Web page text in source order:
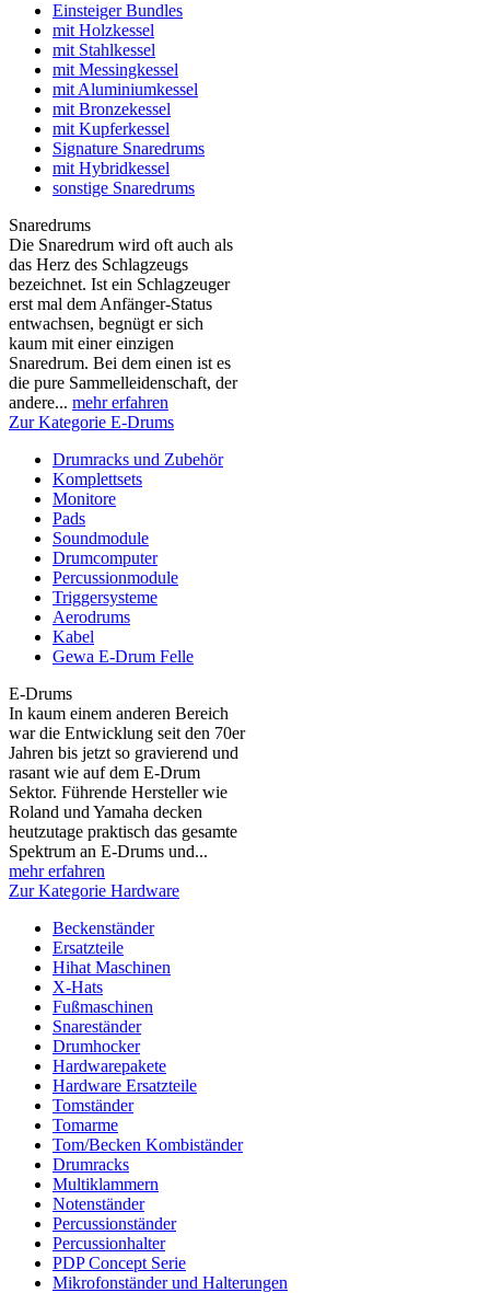
Einsteiger Bundles
mit Holzkessel
mit Stahlkessel
mit Messingkessel
mit Aluminiumkessel
mit Bronzekessel
mit Kupferkessel
Signature Snaredrums
mit Hybridkessel
sonstige Snaredrums
Snaredrums
Die Snaredrum wird oft auch als
das Herz des Schlagzeugs
bezeichnet. Ist ein Schlagzeuger
erst mal dem Anfänger-Status
entwachsen, begnügt er sich
kaum mit einer einzigen
Snaredrum. Bei dem einen ist es
die pure Sammelleidenschaft, der
andere... mehr erfahren
Zur Kategorie E-Drums
Drumracks und Zubehör
Komplettsets
Monitore
Pads
Soundmodule
Drumcomputer
Percussionmodule
Triggersysteme
Aerodrums
Kabel
Gewa E-Drum Felle
E-Drums
In kaum einem anderen Bereich
war die Entwicklung seit den 70er
Jahren bis jetzt so gravierend und
rasant wie auf dem E-Drum
Sektor. Führende Hersteller wie
Roland und Yamaha decken
heutzutage praktisch das gesamte
Spektrum an E-Drums und...
mehr erfahren
Zur Kategorie Hardware
Beckenständer
Ersatzteile
Hihat Maschinen
X-Hats
Fußmaschinen
Snareständer
Drumhocker
Hardwarepakete
Hardware Ersatzteile
Tomständer
Tomarme
Tom/Becken Kombiständer
Drumracks
Multiklammern
Notenständer
Percussionständer
Percussionhalter
PDP Concept Serie
Mikrofonständer und Halterungen